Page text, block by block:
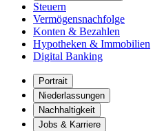
Steuern
Vermögensnachfolge
Konten & Bezahlen
Hypotheken & Immobilien
Digital Banking
Portrait
Niederlassungen
Nachhaltigkeit
Jobs & Karriere